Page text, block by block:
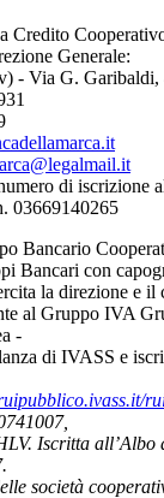
Credito
Generale:
- Via G. Garibaldi,
di iscrizione
03669140265
Bancario
Bancari con
la direzione e il
al Gruppo IVA
-
di IVASS e
Iscritta all’Albo
società